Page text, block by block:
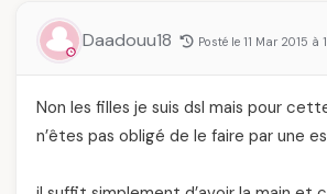
Daadouu18 Posté le 11 Mar 2015 à
Non les filles je suis dsl mais pour
n’êtes pas obligé de le faire par une